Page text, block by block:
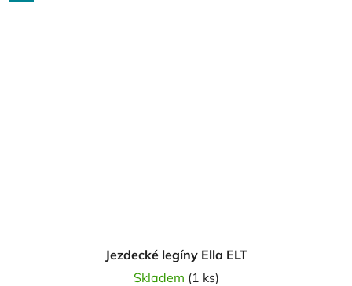
Jezdecké legíny Ella ELT
Skladem (1 ks)